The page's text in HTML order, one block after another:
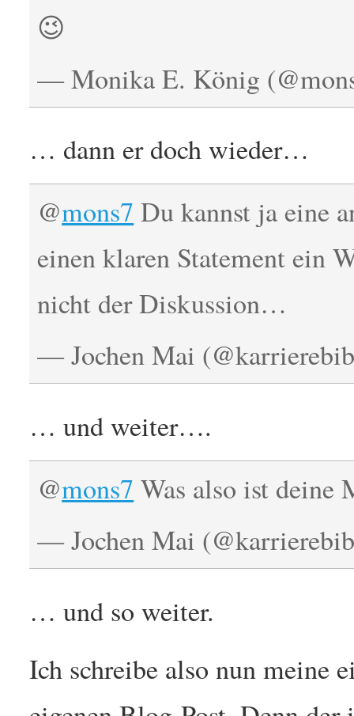
😉
— Monika E. König
… dann er doch wieder…
@mons7 Du kannst ja eine
einen klaren Statement ein
nicht der Diskussion…
— Jochen Mai
… und weiter….
@mons7 Was also ist deine
— Jochen Mai
… und so weiter.
Ich schreibe also nun meine